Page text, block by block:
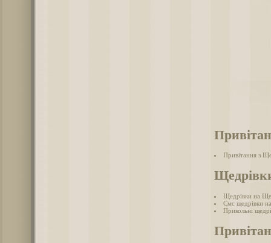
Привітання з
Щедрівки на
Смс щедрівки
Прикольні